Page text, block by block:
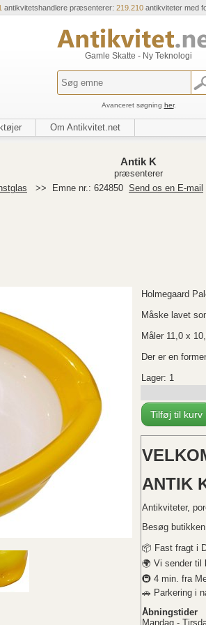
antikvitetshandlere præsenterer: 219.210 antikviteter med
Gamle Skatte - Ny Teknologi
Avanceret søgning her.
Om Antikvitet.net
Antik K
præsenterer
>> Emne nr.: 624850 Send os en E-mail
Holmegaard
Måske lavet
Måler 11,0 x
Der er en
Lager: 1
Tilføj til kurv
ANTIK
Antikviteter,
Besøg
📦 Fast fragt i
🌍 Vi sender til
🚇 4 min. fra
🚗 Parkering i
Åbningstider
Mandag -